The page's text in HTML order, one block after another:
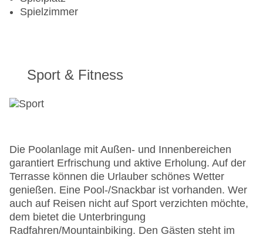
Spielzimmer
Sport & Fitness
Die Poolanlage mit Außen- und Innenbereichen
garantiert Erfrischung und aktive Erholung. Auf der
Terrasse können die Urlauber schönes Wetter
genießen. Eine Pool-/Snackbar ist vorhanden. Wer
auch auf Reisen nicht auf Sport verzichten möchte,
dem bietet die Unterbringung
Radfahren/Mountainbiking. Den Gästen steht im